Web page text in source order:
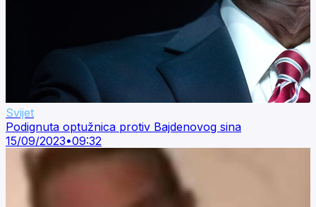
Svijet
Podignuta optužnica protiv Bajdenovog sina
15/09/2023•09:32